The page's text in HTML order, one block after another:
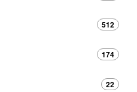
512
174
22